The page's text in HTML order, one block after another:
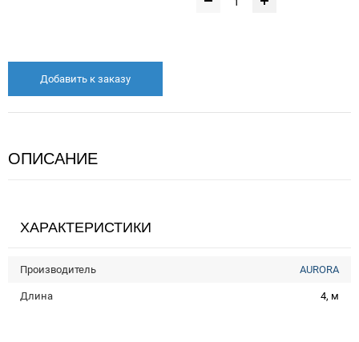
Добавить к заказу
ОПИСАНИЕ
ХАРАКТЕРИСТИКИ
Производитель AURORA
Длина 4, м